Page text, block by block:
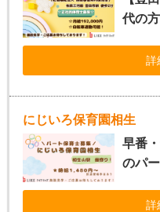
代の
詳
にじいろ保育園相生
早番
のパ
詳